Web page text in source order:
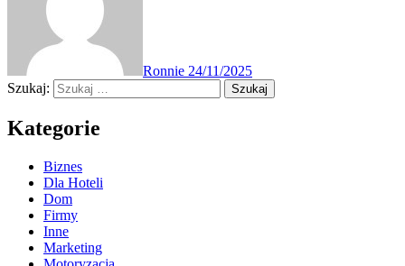
Ronnie 24/11/2025
Szukaj:
Kategorie
Biznes
Dla Hoteli
Dom
Firmy
Inne
Marketing